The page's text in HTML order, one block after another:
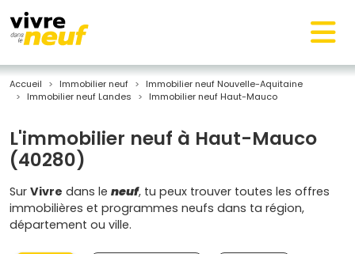
Accueil Immobilier neuf
Immobilier neuf Nouvelle-Aquitaine
Immobilier neuf Landes
Immobilier neuf Haut-Mauco
L'immobilier neuf à Haut-Mauco
(40280)
Sur Vivre dans le neuf, tu peux trouver toutes les offres
immobilières et programmes neufs dans ta région,
département ou ville.